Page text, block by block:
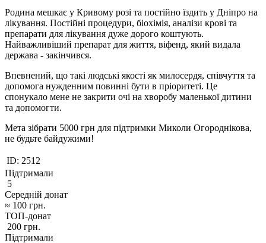
Родина мешкає у Кривому розі та постійно їздить у Дніпро на
лікування. Постійні процедури, біохімія, аналізи крові та
препарати для лікування дуже дорого коштують.
Найважливіший препарат для життя, віфенд, який видала
держава - закінчився.
Впевнений, що такі людські якості як милосердя, співчуття та
допомога нужденним повинні бути в пріоритеті. Це
спонукало мене не закрити очі на хворобу маленької дитини
та допомогти.
Мета зібрати 5000 грн для підтримки Миколи Огороднікова,
не будьте байдужими!
ID: 2512
Підтримали
5
Середній донат
≈ 100 грн.
ТОП-донат
200 грн.
Підтримали